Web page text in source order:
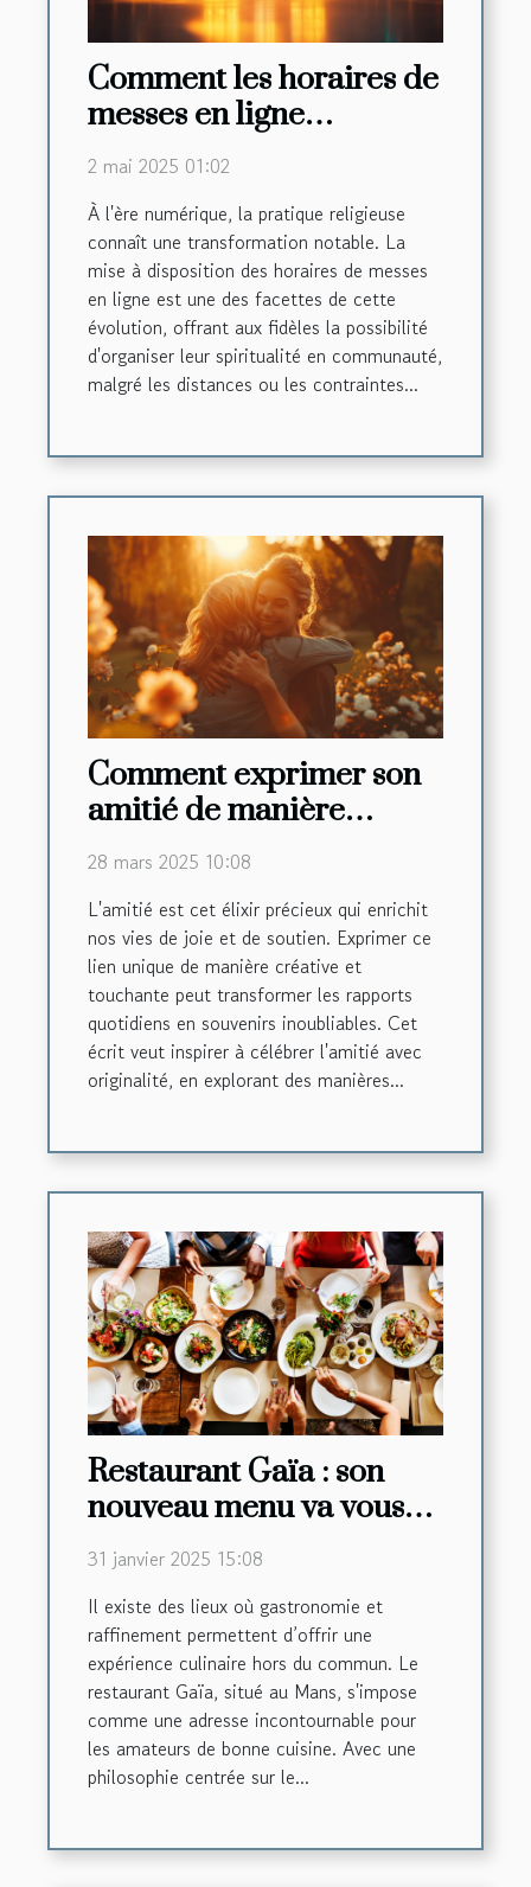
Comment les horaires de
messes en ligne
renforcent la foi
communautaire
2 mai 2025 01:02
À l'ère numérique, la pratique religieuse
connaît une transformation notable. La
mise à disposition des horaires de messes
en ligne est une des facettes de cette
évolution, offrant aux fidèles la possibilité
d'organiser leur spiritualité en communauté,
malgré les distances ou les contraintes...
Comment exprimer son
amitié de manière
créative et touchante
28 mars 2025 10:08
L'amitié est cet élixir précieux qui enrichit
nos vies de joie et de soutien. Exprimer ce
lien unique de manière créative et
touchante peut transformer les rapports
quotidiens en souvenirs inoubliables. Cet
écrit veut inspirer à célébrer l'amitié avec
originalité, en explorant des manières...
Restaurant Gaïa : son
nouveau menu va vous
faire saliver !
31 janvier 2025 15:08
Il existe des lieux où gastronomie et
raffinement permettent d’offrir une
expérience culinaire hors du commun. Le
restaurant Gaïa, situé au Mans, s'impose
comme une adresse incontournable pour
les amateurs de bonne cuisine. Avec une
philosophie centrée sur le...